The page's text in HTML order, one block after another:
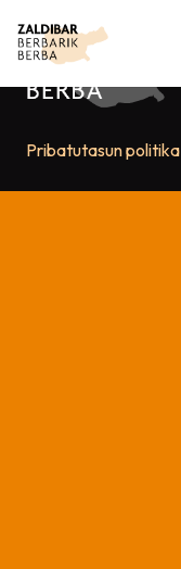
Pribatutasun politika